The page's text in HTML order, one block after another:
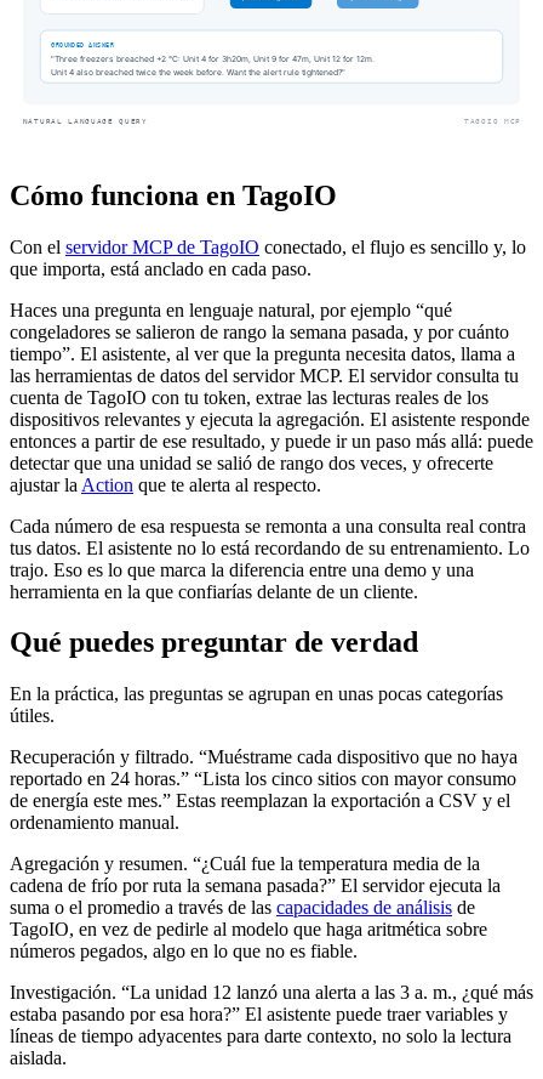
Cómo funciona en TagoIO
Con el servidor MCP de TagoIO conectado, el flujo es sencillo y, lo
que importa, está anclado en cada paso.
Haces una pregunta en lenguaje natural, por ejemplo “qué
congeladores se salieron de rango la semana pasada, y por cuánto
tiempo”. El asistente, al ver que la pregunta necesita datos, llama a
las herramientas de datos del servidor MCP. El servidor consulta tu
cuenta de TagoIO con tu token, extrae las lecturas reales de los
dispositivos relevantes y ejecuta la agregación. El asistente responde
entonces a partir de ese resultado, y puede ir un paso más allá: puede
detectar que una unidad se salió de rango dos veces, y ofrecerte
ajustar la Action que te alerta al respecto.
Cada número de esa respuesta se remonta a una consulta real contra
tus datos. El asistente no lo está recordando de su entrenamiento. Lo
trajo. Eso es lo que marca la diferencia entre una demo y una
herramienta en la que confiarías delante de un cliente.
Qué puedes preguntar de verdad
En la práctica, las preguntas se agrupan en unas pocas categorías
útiles.
Recuperación y filtrado. “Muéstrame cada dispositivo que no haya
reportado en 24 horas.” “Lista los cinco sitios con mayor consumo
de energía este mes.” Estas reemplazan la exportación a CSV y el
ordenamiento manual.
Agregación y resumen. “¿Cuál fue la temperatura media de la
cadena de frío por ruta la semana pasada?” El servidor ejecuta la
suma o el promedio a través de las capacidades de análisis de
TagoIO, en vez de pedirle al modelo que haga aritmética sobre
números pegados, algo en lo que no es fiable.
Investigación. “La unidad 12 lanzó una alerta a las 3 a. m., ¿qué más
estaba pasando por esa hora?” El asistente puede traer variables y
líneas de tiempo adyacentes para darte contexto, no solo la lectura
aislada.